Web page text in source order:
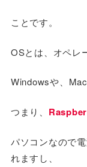
ことです。
OSとは、オペレ
Windowsや、
つまり、
パソコンなので
れますし、